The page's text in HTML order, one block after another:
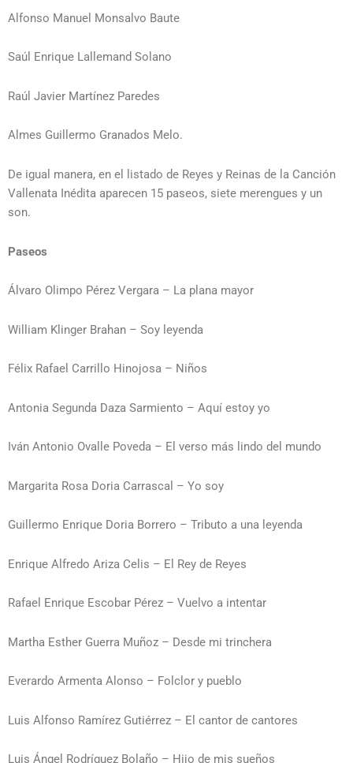
Alfonso Manuel Monsalvo Baute
Saúl Enrique Lallemand Solano
Raúl Javier Martínez Paredes
Almes Guillermo Granados Melo.
De igual manera, en el listado de Reyes y Reinas de la Canción
Vallenata Inédita aparecen 15 paseos, siete merengues y un
son.
Paseos
Álvaro Olimpo Pérez Vergara – La plana mayor
William Klinger Brahan – Soy leyenda
Félix Rafael Carrillo Hinojosa – Niños
Antonia Segunda Daza Sarmiento – Aquí estoy yo
Iván Antonio Ovalle Poveda – El verso más lindo del mundo
Margarita Rosa Doria Carrascal – Yo soy
Guillermo Enrique Doria Borrero – Tributo a una leyenda
Enrique Alfredo Ariza Celis – El Rey de Reyes
Rafael Enrique Escobar Pérez – Vuelvo a intentar
Martha Esther Guerra Muñoz – Desde mi trinchera
Everardo Armenta Alonso – Folclor y pueblo
Luis Alfonso Ramírez Gutiérrez – El cantor de cantores
Luis Ángel Rodríguez Bolaño – Hijo de mis sueños